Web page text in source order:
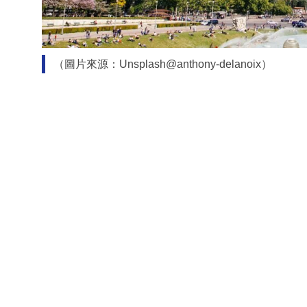
（圖片來源：Unsplash@anthony-delanoix）